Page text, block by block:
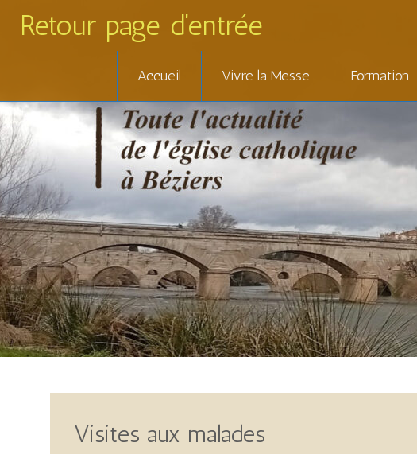
Retour page d'entrée
to
content
Accueil Vivre la Messe Formation
Visites aux malades